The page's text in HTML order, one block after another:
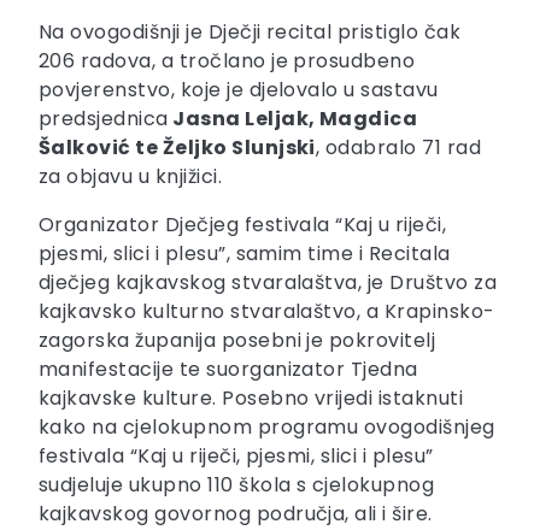
Na ovogodišnji je Dječji recital pristiglo čak
206 radova, a tročlano je prosudbeno
povjerenstvo, koje je djelovalo u sastavu
predsjednica Jasna Leljak, Magdica
Šalković te Željko Slunjski, odabralo 71 rad
za objavu u knjižici.
Organizator Dječjeg festivala “Kaj u riječi,
pjesmi, slici i plesu”, samim time i Recitala
dječjeg kajkavskog stvaralaštva, je Društvo za
kajkavsko kulturno stvaralaštvo, a Krapinsko-
zagorska županija posebni je pokrovitelj
manifestacije te suorganizator Tjedna
kajkavske kulture. Posebno vrijedi istaknuti
kako na cjelokupnom programu ovogodišnjeg
festivala “Kaj u riječi, pjesmi, slici i plesu”
sudjeluje ukupno 110 škola s cjelokupnog
kajkavskog govornog područja, ali i šire.